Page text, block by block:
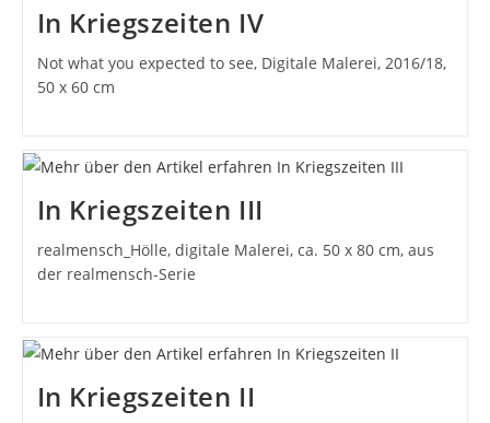
In Kriegszeiten IV
Not what you expected to see, Digitale Malerei, 2016/18,
50 x 60 cm
In Kriegszeiten III
realmensch_Hölle, digitale Malerei, ca. 50 x 80 cm, aus
der realmensch-Serie
In Kriegszeiten II